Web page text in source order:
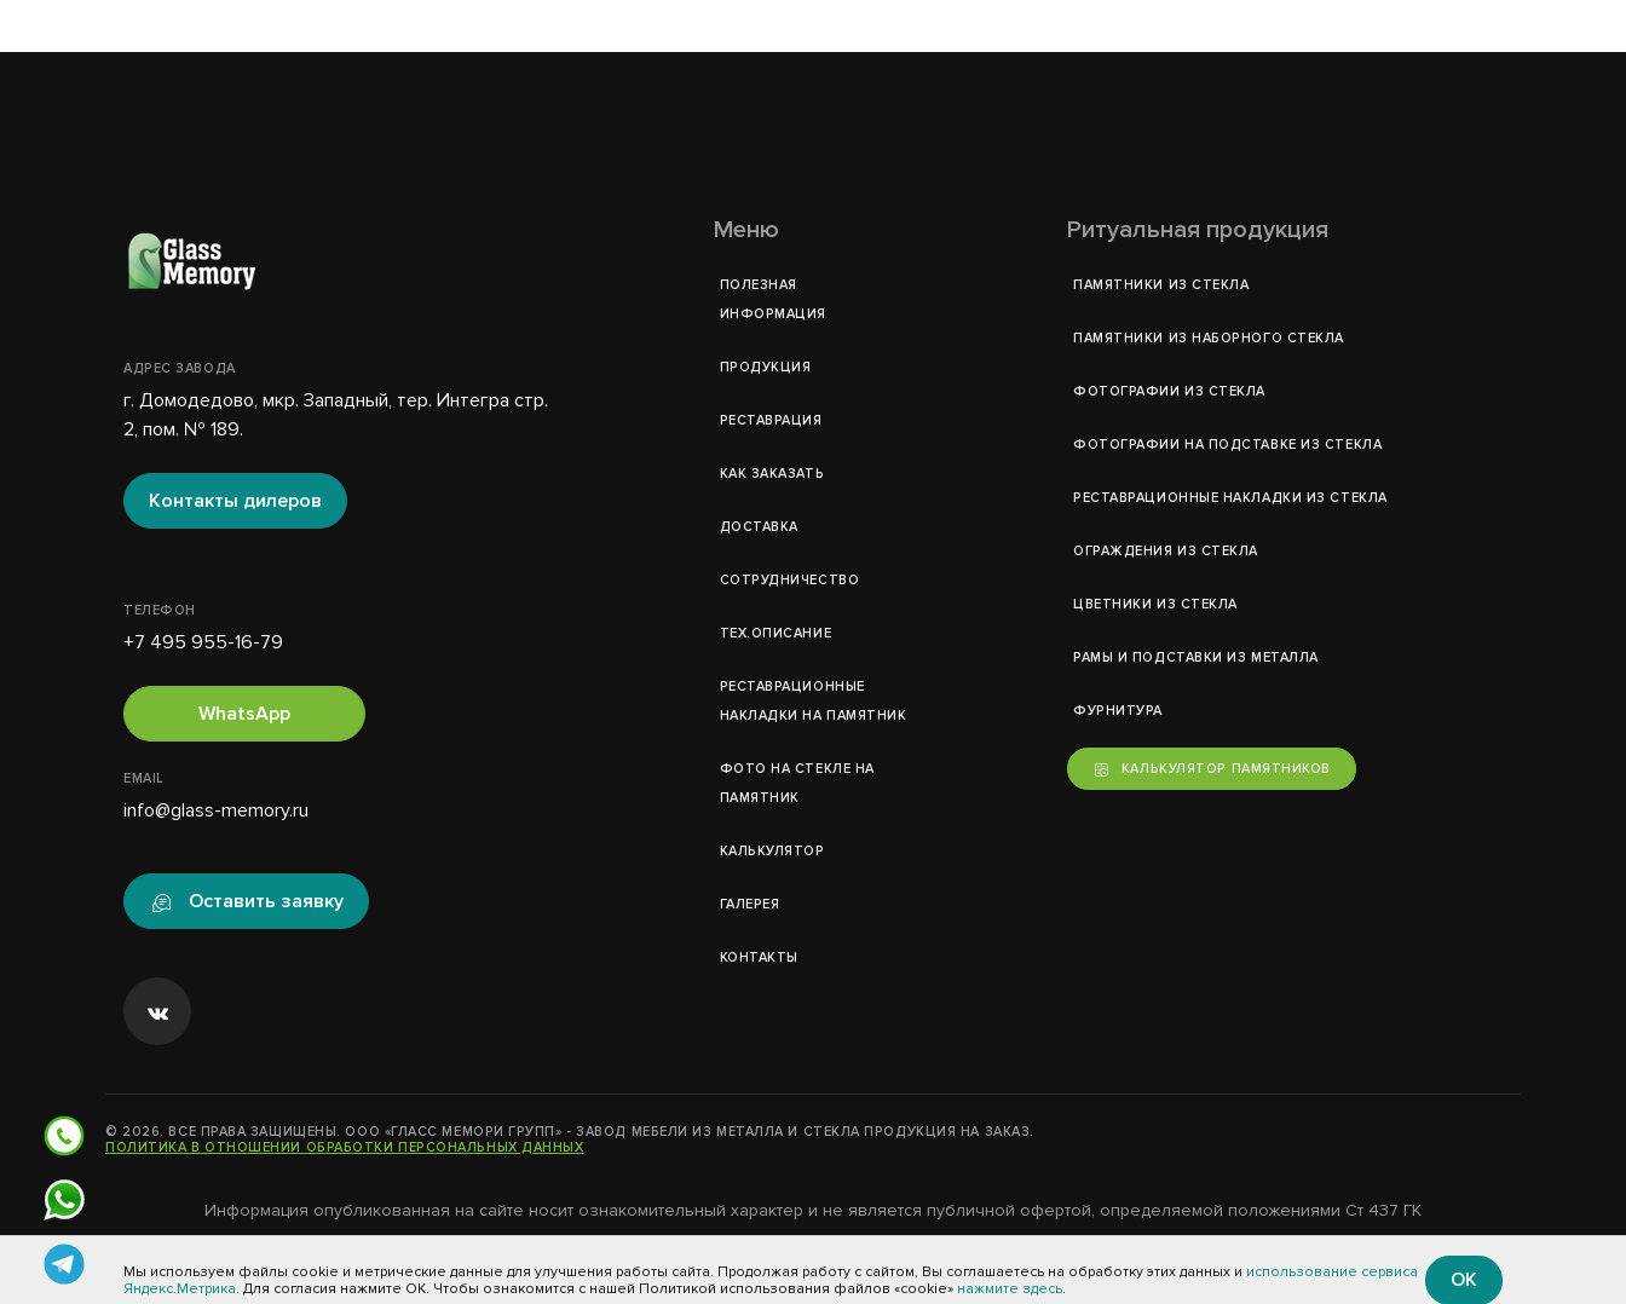
АДРЕС ЗАВОДА
г. Домодедово, мкр. Западный, тер. Интегра стр.
2, пом. № 189.
Контакты дилеров
ТЕЛЕФОН
+7 495 955-16-79
WhatsApp
EMAIL
info@glass-memory.ru
Оставить заявку
Меню
ПОЛЕЗНАЯ
ИНФОРМАЦИЯ
ПРОДУКЦИЯ
РЕСТАВРАЦИЯ
КАК ЗАКАЗАТЬ
ДОСТАВКА
СОТРУДНИЧЕСТВО
ТЕХ.ОПИСАНИЕ
РЕСТАВРАЦИОННЫЕ
НАКЛАДКИ НА ПАМЯТНИК
ФОТО НА СТЕКЛЕ НА
ПАМЯТНИК
КАЛЬКУЛЯТОР
ГАЛЕРEЯ
КОНТАКТЫ
Ритуальная продукция
ПАМЯТНИКИ ИЗ СТЕКЛА
ПАМЯТНИКИ ИЗ НАБОРНОГО СТЕКЛА
ФОТОГРАФИИ ИЗ СТЕКЛА
ФОТОГРАФИИ НА ПОДСТАВКЕ ИЗ СТЕКЛА
РЕСТАВРАЦИОННЫЕ НАКЛАДКИ ИЗ СТЕКЛА
ОГРАЖДЕНИЯ ИЗ СТЕКЛА
ЦВЕТНИКИ ИЗ СТЕКЛА
РАМЫ И ПОДСТАВКИ ИЗ МЕТАЛЛА
ФУРНИТУРА
КАЛЬКУЛЯТОР ПАМЯТНИКОВ
© 2026. ВСЕ ПРАВА ЗАЩИЩЕНЫ. ООО «ГЛАСС МЕМОРИ ГРУПП» - ЗАВОД МЕБЕЛИ ИЗ МЕТАЛЛА И СТЕКЛА ПРОДУКЦИЯ НА ЗАКАЗ.
ПОЛИТИКА В ОТНОШЕНИИ ОБРАБОТКИ ПЕРСОНАЛЬНЫХ ДАННЫХ
Информация опубликованная на сайте носит ознакомительный характер и не является публичной офертой, определяемой положениями Ст 437 ГК
Мы используем файлы cookie и метрические данные для улучшения работы сайта. Продолжая работу с сайтом, Вы соглашаетесь на обработку этих данных и использование сервиса
Яндекс.Метрика. Для согласия нажмите ОК. Чтобы ознакомится с нашей Политикой использования файлов «cookie» нажмите здесь. ОК